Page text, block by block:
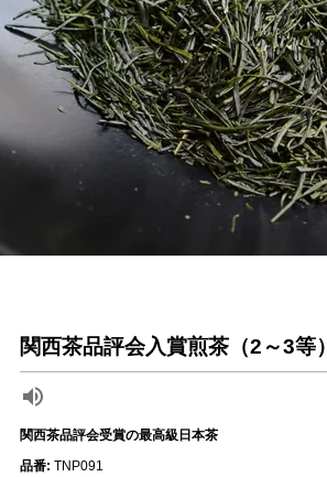
関西茶品評会入賞煎茶（2～3等）
関西茶品評会受賞の最高級日本茶
品番: TNP091